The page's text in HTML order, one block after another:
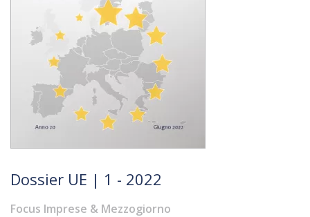
Dossier UE | 1 - 2022
Focus Imprese & Mezzogiorno